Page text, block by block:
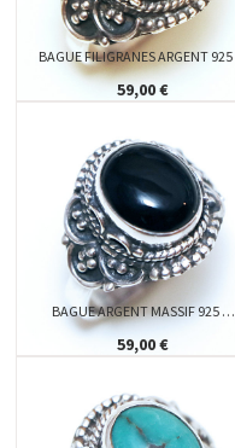
BAGUE FILIGRANES ARGENT
59,00 €
BAGUE ARGENT MASSIF 925 …
59,00 €